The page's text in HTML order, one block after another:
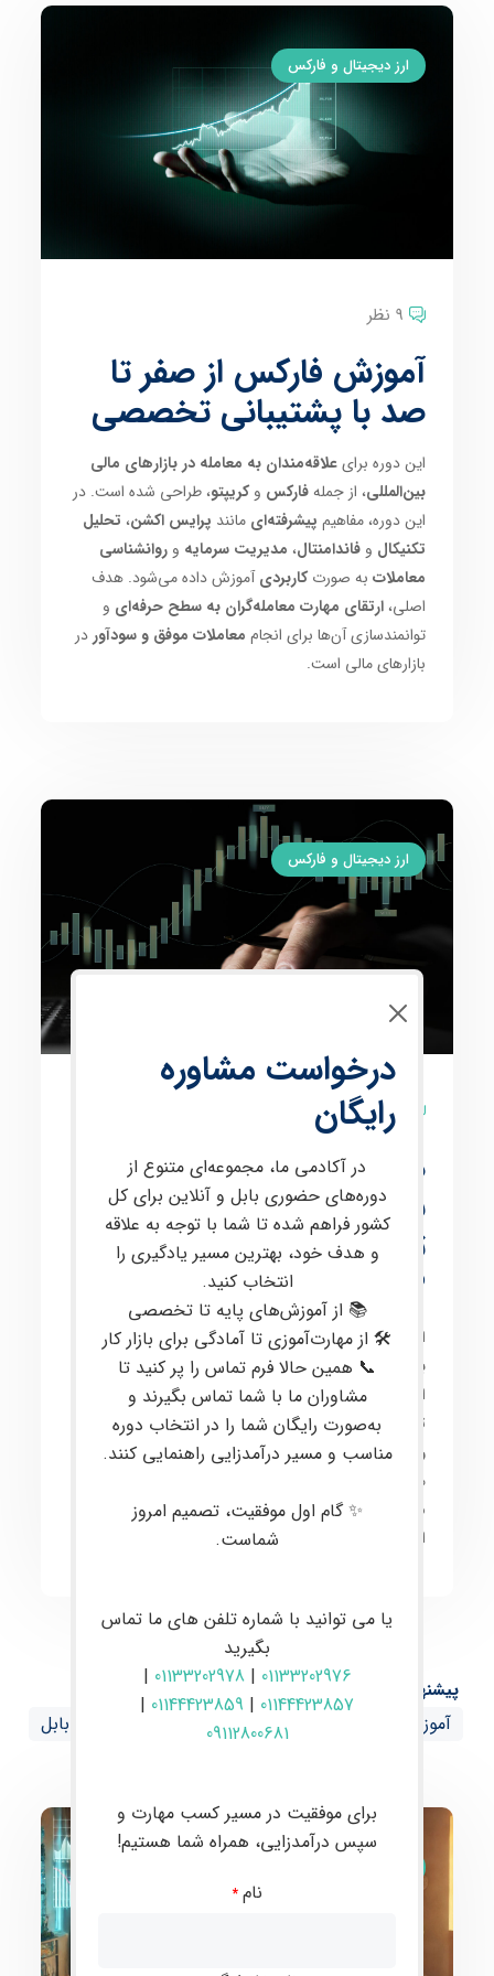
ارز دیجیتال و فارکس
9 نظر
آموزش فارکس از صفر تا
صد با پشتیبانی تخصصی
این دوره برایعلاقه‌مندان به معامله در بازارهای مالی
بین‌المللی، از جملهفارکس وکریپتو، طراحی شده است. در
این دوره، مفاهیم پیشرفته‌ای مانند پرایس اکشن، تحلیل
تکنیکال وفاندامنتال، مدیریت سرمایه وروانشناسی
معاملات به صورتکاربردیآموزش داده می‌شود. هدف
اصلی،ارتقای مهارت معامله‌گران به سطح حرفه‌ای و
توانمندسازی آن‌ها برای انجام معاملات موفق و سودآور در
بازارهای مالی است.
ارز دیجیتال و فارکس
10 نظر
دوره حضوری فارکس در
بابل آموزش صفر تا صد
ترید حرفه‌ای با پشتیبانی
VIP
این دوره برای علاقه‌مندان به معامله دربازارهای مالی
بین‌المللی، از جمله فارکسو کریپتو، طراحی شده است. در
این دوره، مفاهیم پیشرفته‌ای مانندپرایس اکشن،
تکنیکالوتحلیل فاندامنتال،مدیریت سرمایهو
روانشناسی معاملاتبه‌صورت کاربردی آموزش داده
می‌شود. هدف اصلی این
معامله‌گرانبه سطح حرفه‌ای و توانمندسازی آن‌ها برای
انجام
سودآوردر بازارهای مالی است.
پیشنهاد ها:
آموزش فارکس از صفر تا صد با پشتیبانی تخصصی در بابل
درخواست مشاوره
رایگان
در آکادمی ما، مجموعه‌ای متنوع از
دوره‌های حضوری بابل و آنلاین برای کل
کشور فراهم شده تا شما با توجه به علاقه
و هدف خود، بهترین مسیر یادگیری را
انتخاب کنید.
📚 از آموزش‌های پایه تا تخصصی
🛠 از مهارت‌آموزی تا آمادگی برای بازار کار
📞 همین حالا فرم تماس را پر کنید تا
مشاوران ما با شما تماس بگیرند و
به‌صورت رایگان شما را در انتخاب دوره
مناسب و مسیر درآمدزایی راهنمایی کنند.
✨ گام اول موفقیت، تصمیم امروز
شماست.
یا می توانید با شماره تلفن های ما تماس
بگیرید
01133202976
|
01133202978
|
01144423857
|
01144423859
|
09112800681
برای موفقیت در مسیر کسب مهارت و
سپس درآمدزایی، همراه شما هستیم!
نام *